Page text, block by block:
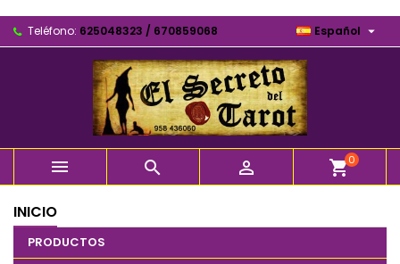
Teléfono: 625048323 / 670859068 Español 
   shopping_cart0
INICIO
PRODUCTOS